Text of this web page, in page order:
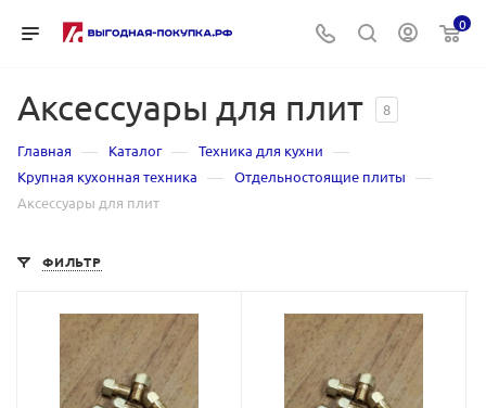
0
Аксессуары для плит 8
Главная — Каталог — Техника для кухни —
Крупная кухонная техника — Отдельностоящие плиты —
Аксессуары для плит
ФИЛЬТР